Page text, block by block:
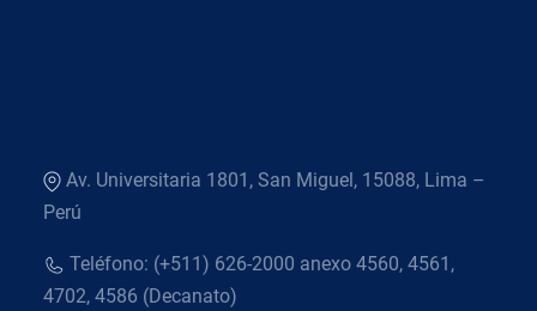
Av. Universitaria 1801, San Miguel, 15088, Lima –
Perú
Teléfono: (+511) 626-2000 anexo 4560, 4561,
4702, 4586 (Decanato)